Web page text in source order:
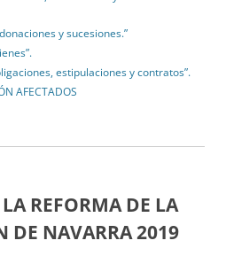
y sucesiones.”
estipulaciones y contratos”.
AFECTADOS
REFORMA DE LA
DE NAVARRA 2019